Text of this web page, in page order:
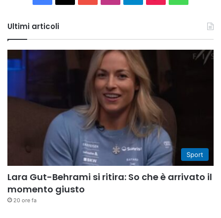
Ultimi articoli
Sport
Lara Gut-Behrami si ritira: So che è arrivato il
momento giusto
20 ore fa